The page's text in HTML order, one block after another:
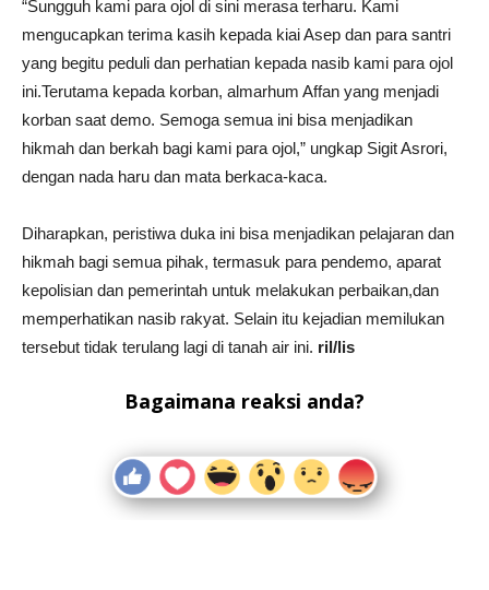
“Sungguh kami para ojol di sini merasa terharu. Kami
mengucapkan terima kasih kepada kiai Asep dan para santri
yang begitu peduli dan perhatian kepada nasib kami para ojol
ini.Terutama kepada korban, almarhum Affan yang menjadi
korban saat demo. Semoga semua ini bisa menjadikan
hikmah dan berkah bagi kami para ojol,” ungkap Sigit Asrori,
dengan nada haru dan mata berkaca-kaca.
Diharapkan, peristiwa duka ini bisa menjadikan pelajaran dan
hikmah bagi semua pihak, termasuk para pendemo, aparat
kepolisian dan pemerintah untuk melakukan perbaikan,dan
memperhatikan nasib rakyat. Selain itu kejadian memilukan
tersebut tidak terulang lagi di tanah air ini. ril/lis
Bagaimana reaksi anda?